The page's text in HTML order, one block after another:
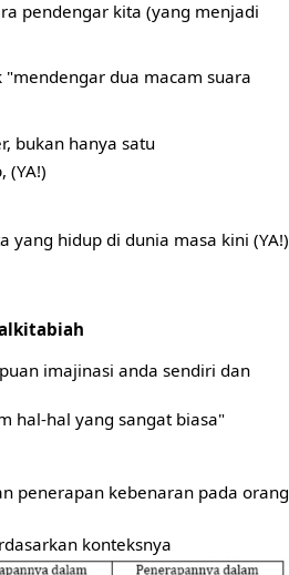
pendengar kita (yang menjadi
dua macam suara
bukan hanya satu
(YA!)
hidup di dunia masa kini (YA!)
imajinasi anda sendiri dan
hal-hal yang sangat biasa"
penerapan kebenaran pada orang
konteksnya